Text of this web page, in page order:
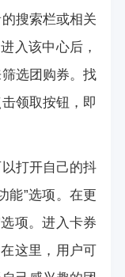
搜索栏或相关
入该中心后，
选团购券。找
领取按钮，即
打开自己的抖
能”选项。在更
项。进入卡券
这里，用户可